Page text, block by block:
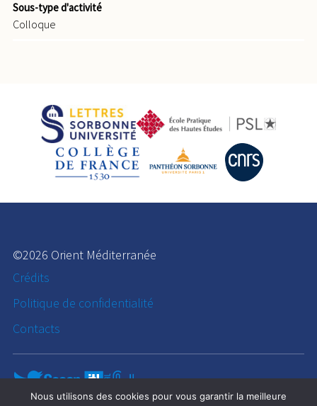
Sous-type d'activité
Colloque
©2026 Orient Méditerranée
Crédits
Politique de confidentialité
Contacts
Nous utilisons des cookies pour vous garantir la meilleure